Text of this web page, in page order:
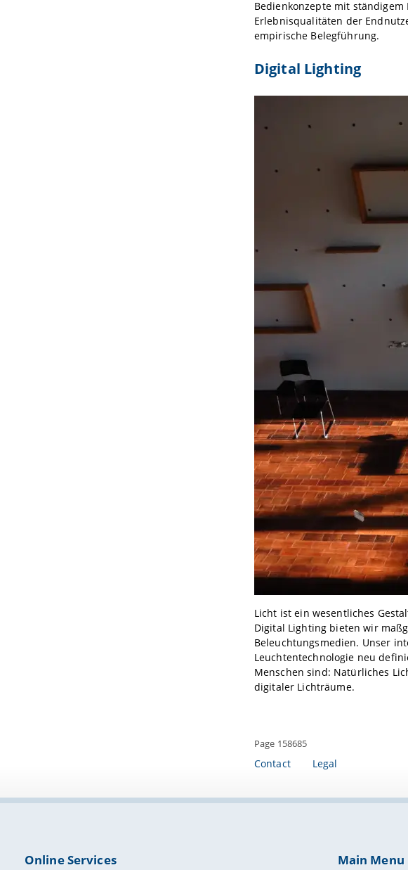
Bedienkonzepte mit ständigem
Erlebnisqualitäten der
empirische Belegführung.
Digital Lighting
Licht ist ein wesentliches
Digital Lighting bieten wir
Beleuchtungsmedien. Unser
Leuchtentechnologie neu
Menschen sind: Natürliches
digitaler Lichträume.
Page 158685
Contact Legal
Online Services Main Menu